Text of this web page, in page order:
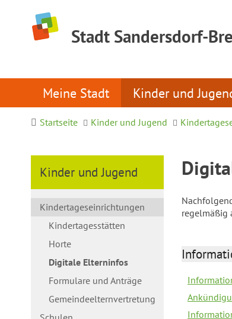
Stadt Sandersdorf-
Meine Stadt Kinder und
Startseite Kinder und Jugend
Kinder und Jugend
Kindertageseinrichtungen
Kindertagesstätten
Horte
Digitale Elterninfos
Formulare und Anträge
Gemeindeelternvertretung
regelmäßig